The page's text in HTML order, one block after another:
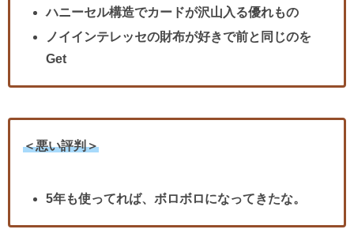
ハニーセル構造でカードが沢山入る優れもの
ノイインテレッセの財布が好きで前と同じのを
Get
＜悪い評判＞
5年も使ってれば、ボロボロになってきたな。